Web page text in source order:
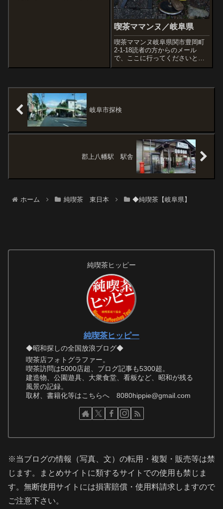
喫茶ママンヌ／岐阜県
喫茶ママンヌ岐阜県関市豊岡町
2-1-18読者の方からのメール
で、ここに行ってくださいとの
ことで(笑)、はい、行きました。
ている喫茶店ばかり伺っている
『太陽』...
岐阜市探検
郡上八幡駅 駅舎
ホーム 純喫茶 東日本 ◆純喫茶【岐阜県】
純喫茶ヒッピー
純喫茶ヒッピー
◆昭和探しの全国放浪ブログ◆
喫茶店フォトグラファー。
喫茶訪問は5000店超、ブログ記事も5300超。
建造物、公園遊具、大衆食堂、看板など、昭和が残る
風景の記録。
取材、書籍化等はこちらへ 8080hippie@gmail.com
※当ブログの情報（写真、文）の転用・複製・販売等は禁
じます。まとめサイトに類するサイトでの使用も禁じま
す。無断使用サイトには損害賠償・使用料請求しますので
ご注意下さい。